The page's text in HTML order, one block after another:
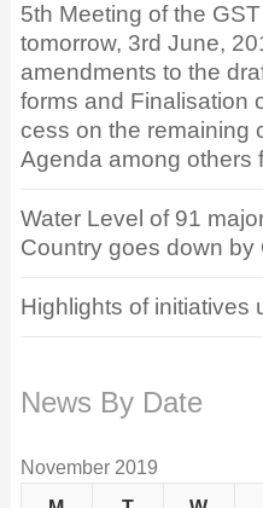
5th Meeting of the
tomorrow, 3rd June,
amendments to the
forms and Finalisation
cess on the remaining
Agenda among others
Water Level of 91
Country goes down by
Highlights of initiatives
News By Date
November 2019